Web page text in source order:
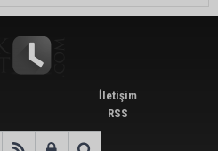
İletişim
RSS